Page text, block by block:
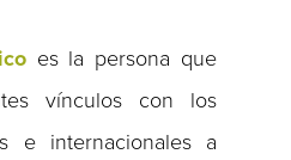
es la persona que
vínculos con los
e internacionales a